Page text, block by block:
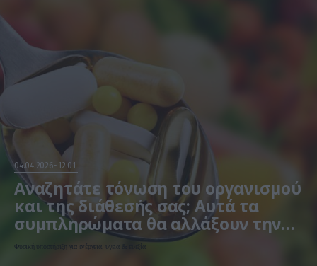
04.04.2026 12:01
Αναζητάτε τόνωση του οργανισμού
και της διάθεσής σας; Αυτά τα
συμπληρώματα θα αλλάξουν την
καθημερινότητά σας!
Φυσική υποστήριξη για ενέργεια, υγεία & ευεξία